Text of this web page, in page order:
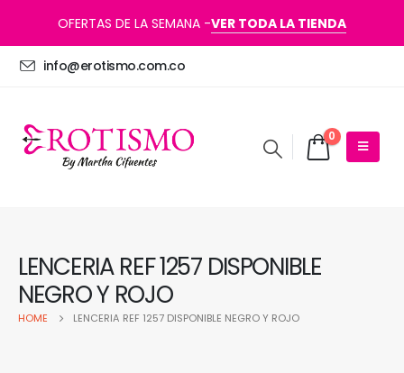
OFERTAS DE LA SEMANA -VER TODA LA TIENDA
info@erotismo.com.co
0
LENCERIA REF 1257 DISPONIBLE
NEGRO Y ROJO
HOME LENCERIA REF 1257 DISPONIBLE NEGRO Y ROJO